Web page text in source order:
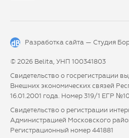
Разработка сайта — Студия
© 2026 Belita, УНП 100341803
Свидетельство о госрегистрации
Внешних экономических связей
16.01.2001 года. Номер 319/1 ЕГР
Свидетельство о регистрации
Администрацией Московского
Регистрационный номер 441881